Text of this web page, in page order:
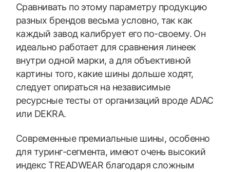
Сравнивать по этому параметру продукцию
разных брендов весьма условно, так как
каждый завод калибрует его по-своему. Он
идеально работает для сравнения линеек
внутри одной марки, а для объективной
картины того, какие шины дольше ходят,
следует опираться на независимые
ресурсные тесты от организаций вроде ADAC
или DEKRA.
Современные премиальные шины, особенно
для туринг-сегмента, имеют очень высокий
индекс TREADWEAR благодаря сложным